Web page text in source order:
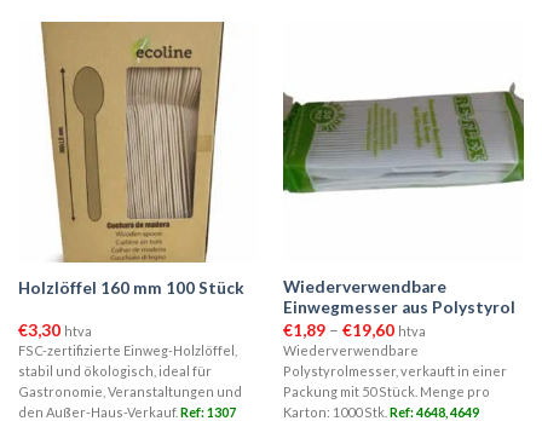
Holzlöffel 160 mm 100 Stück
€3,30 htva
FSC-zertifizierte Einweg-Holzlöffel,
stabil und ökologisch, ideal für
Gastronomie, Veranstaltungen und
den Außer-Haus-Verkauf. Ref: 1307
Wiederverwendbare
Einwegmesser aus Polystyrol
€1,89 – €19,60Preisspanne:
€1,89
bis
€19,60
htva
Wiederverwendbare
Polystyrolmesser, verkauft in einer
Packung mit 50 Stück. Menge pro
Karton: 1000 Stk. Ref: 4648, 4649